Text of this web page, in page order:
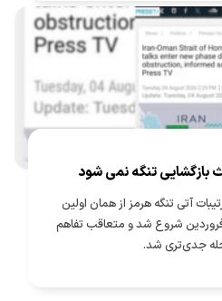
بازگشایی تنگه نمی شود
آتی تنگه هرمز از همان اولین
بعد از آتش‌بس در ۱۹ فروردین شروع شد و متعاقب تفاهم